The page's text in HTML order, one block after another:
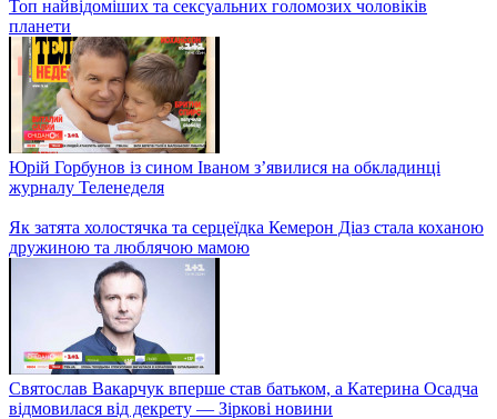
Топ найвідоміших та сексуальних голомозих чоловіків
планети
Юрій Горбунов із сином Іваном з’явилися на обкладинці
журналу Теленеделя
Як затята холостячка та серцеїдка Кемерон Діаз стала коханою
дружиною та люблячою мамою